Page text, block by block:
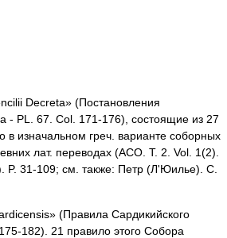
Decreta» (Постановления
- PL. 67. Col. 171-176), состоящие из 27
в изначальном греч. варианте соборных
лат. переводах (ACO. T. 2. Vol. 1(2).
P. 31-109; см. также: Петр (Л'Юилье). С.
(Правила Сардикийского
182). 21 правило этого Собора